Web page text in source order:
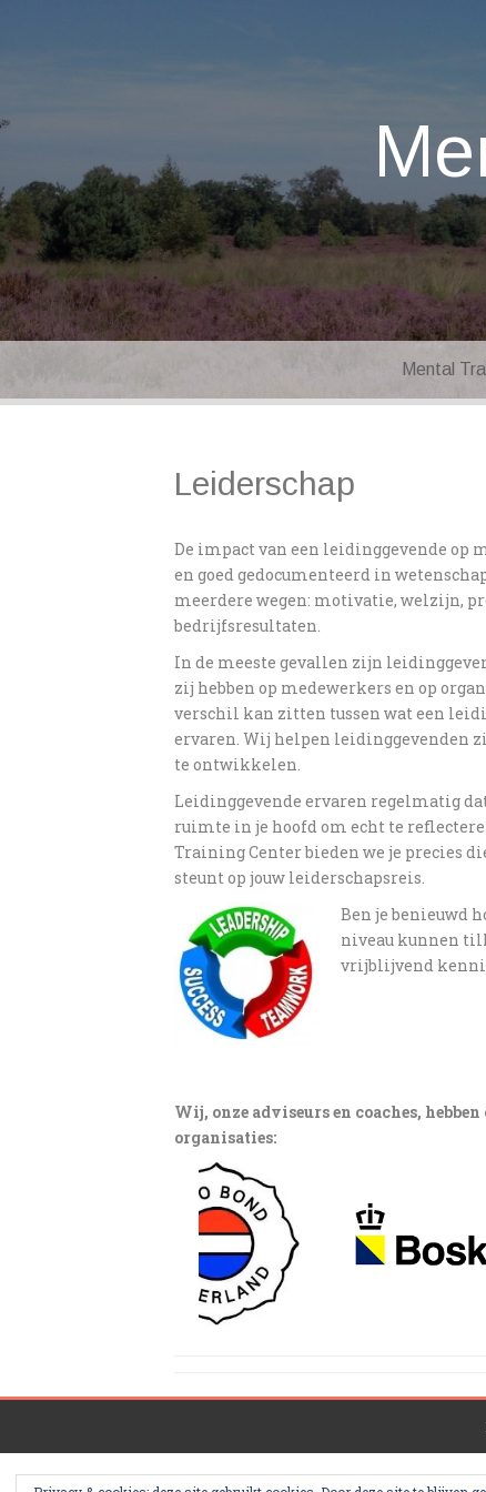
Mental
Leiderschap
De impact van een leidinggevende op
en goed gedocumenteerd in
meerdere wegen: motivatie, welzijn,
bedrijfsresultaten.
In de meeste gevallen zijn
zij hebben op medewerkers en op
verschil kan zitten tussen wat een
ervaren. Wij helpen leidinggevenden
te ontwikkelen.
Leidinggevende ervaren regelmatig
ruimte in je hoofd om echt te
Training Center bieden we je precies
steunt op jouw leiderschapsreis.
Ben je benieuwd
niveau kunnen
vrijblijvend
Wij, onze adviseurs en coaches,
organisaties: